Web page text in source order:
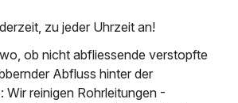
Dükerreinigung
Mobile Schlamm-
zu jeder Uhrzeit an!
ob nicht abfliessende verstopfte
Abfluss hinter der
Wir reinigen Rohrleitungen -